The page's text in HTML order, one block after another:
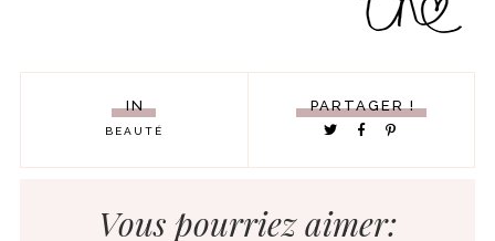
PARTAGER !
IN
BEAUTÉ
Vous pourriez aimer: